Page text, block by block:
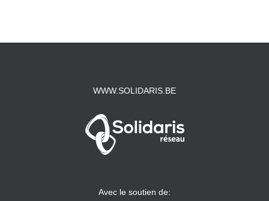
WWW.SOLIDARIS.BE
Avec le soutien de: